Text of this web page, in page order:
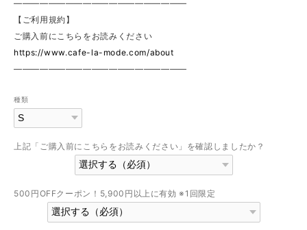
————————————————————
【ご利用規約】
ご購入前にこちらをお読みください
https://www.cafe-la-mode.com/about
————————————————————
種類
上記「ご購入前にこちらをお読みください」を確認しましたか？
500円OFFクーポン！5,900円以上に有効 ※1回限定